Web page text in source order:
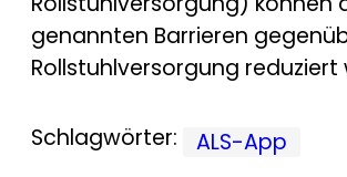
genannten Barrieren
Rollstuhlversorgung reduziert
Schlagwörter: ALS-App